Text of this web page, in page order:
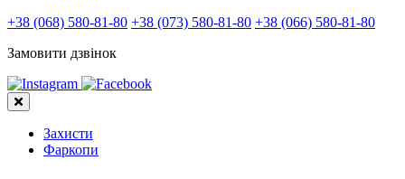
+38 (068) 580-81-80 +38 (073) 580-81-80 +38 (066) 580-81-80
Замовити дзвінок
Захисти
Фаркопи